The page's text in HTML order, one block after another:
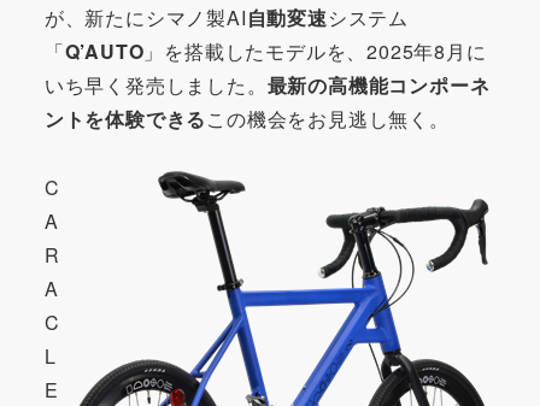
が、新たにシマノ製AI自動変速システム
「Q’AUTO 」を搭載したモデルを、2025年8月に
いち早く発売しました。 最新の高機能コンポーネ
ントを体験できるこの機会をお見逃し無く。
C
A
R
A
C
L
E